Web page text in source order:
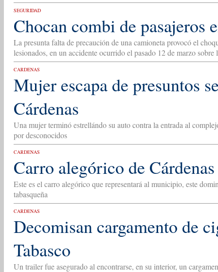
SEGURIDAD
Chocan combi de pasajeros
La presunta falta de precaución de una camioneta provocó el
lesionados, en un accidente ocurrido el pasado 12 de marzo
CARDENAS
Mujer escapa de presuntos
Cárdenas
Una mujer terminó estrellándo su auto contra la entrada al
por desconocidos
CARDENAS
Carro alegórico de Cárdenas
Este es el carro alegórico que representará al municipio, este
tabasqueña
CARDENAS
Decomisan cargamento de
Tabasco
Un trailer fue asegurado al encontrarse, en su interior, un